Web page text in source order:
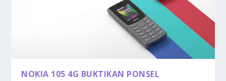
NOKIA 105 4G BUKTIKAN PONSEL